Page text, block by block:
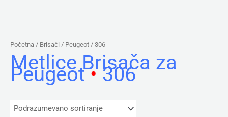
Početna / Brisači / Peugeot / 306
Metlice Brisača za
Peugeot• 306